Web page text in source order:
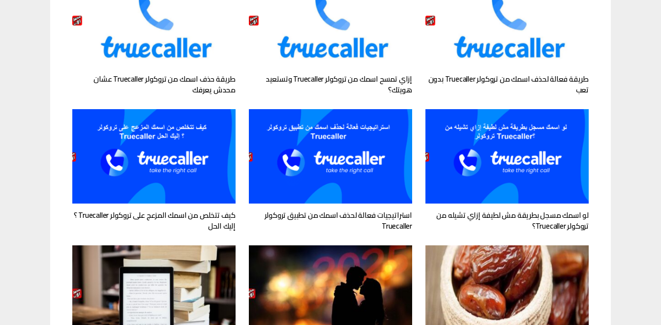
طريقة فعالة لحذف اسمك من تروكولر Truecaller بدون
تعب
إزاي تمسح اسمك من تروكولر Truecaller وتستعيد
هويتك؟
طريقة حذف اسمك من تروكولر Truecaller عشان
محدش يعرفك
لو اسمك مسجل بطريقة مش لطيفة إزاي تشيله من
تروكولر Truecaller؟
استراتيجيات فعالة لحذف اسمك من تطبيق تروكولر
Truecaller
كيف تتخلص من اسمك المزعج على تروكولر Truecaller ؟
إليك الحل